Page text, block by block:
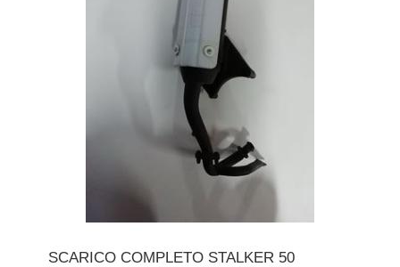
SCARICO COMPLETO STALKER 50